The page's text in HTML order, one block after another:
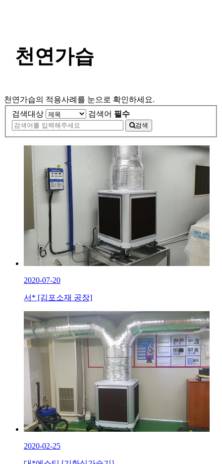
천연가습
천연가습의 적용사례를 눈으로 확인하세요.
검색대상
검색어 필수
검색
2020-07-20
서* [김포소재 공장]
2020-02-25